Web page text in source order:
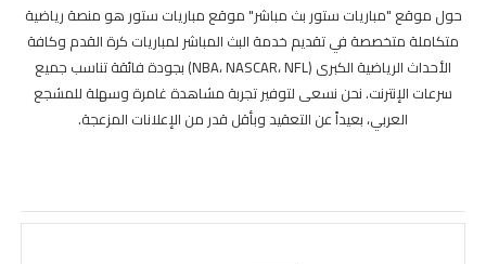
حول موقع "مباريات ستور بث مباشر" موقع مباريات ستور هو منصة رياضية
متكاملة متخصصة في تقديم خدمة البث المباشر لمباريات كرة القدم وكافة
الأحداث الرياضية الكبرى (NBA، NASCAR، NFL) بجودة فائقة تناسب جميع
سرعات الإنترنت. نحن نسعى لتوفير تجربة مشاهدة غامرة وسهلة للمشجع
العربي، بعيداً عن التعقيد وبأقل قدر من الإعلانات المزعجة.